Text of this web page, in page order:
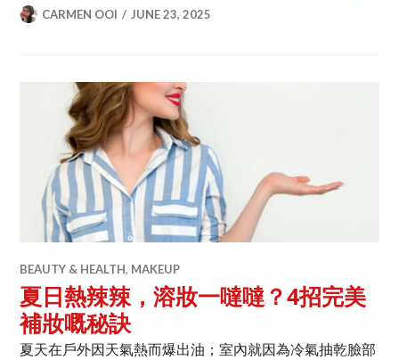
CARMEN OOI JUNE 23, 2025
BEAUTY & HEALTH, MAKEUP
夏日熱辣辣，溶妝一噠噠？4招完美
補妝嘅秘訣
夏天在戶外因天氣熱而爆出油；室內就因為冷氣抽乾臉部